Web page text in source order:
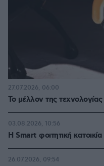
Το μέλλον της τεχνολογίας
27.07.2026, 06:00
Η Smart φοιτητική
03.08.2026, 10:56
26.07.2026, 09:54